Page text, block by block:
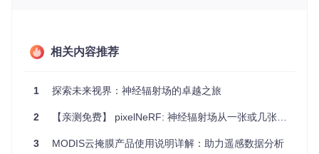
游戏性能。
云计算服务
D呈现。
4、项目特点
超高的压缩比：能将体积辐射场压缩至1MB，对于复杂的3
相关内容推荐
1 探索未来视界：神经辐射场的卓越之旅
2 【亲测免费】 pixelNeRF: 神经辐射场从一张或几张图像构建
3 MODIS云掩膜产品使用说明详解：助力遥感数据分析